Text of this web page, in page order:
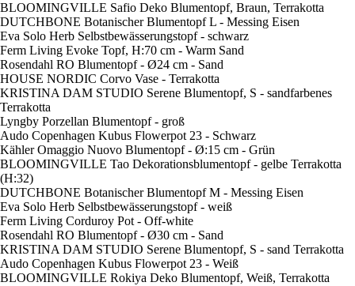
BLOOMINGVILLE Safio Deko Blumentopf, Braun, Terrakotta
DUTCHBONE Botanischer Blumentopf L - Messing Eisen
Eva Solo Herb Selbstbewässerungstopf - schwarz
Ferm Living Evoke Topf, H:70 cm - Warm Sand
Rosendahl RO Blumentopf - Ø24 cm - Sand
HOUSE NORDIC Corvo Vase - Terrakotta
KRISTINA DAM STUDIO Serene Blumentopf, S - sandfarbenes
Terrakotta
Lyngby Porzellan Blumentopf - groß
Audo Copenhagen Kubus Flowerpot 23 - Schwarz
Kähler Omaggio Nuovo Blumentopf - Ø:15 cm - Grün
BLOOMINGVILLE Tao Dekorationsblumentopf - gelbe Terrakotta
(H:32)
DUTCHBONE Botanischer Blumentopf M - Messing Eisen
Eva Solo Herb Selbstbewässerungstopf - weiß
Ferm Living Corduroy Pot - Off-white
Rosendahl RO Blumentopf - Ø30 cm - Sand
KRISTINA DAM STUDIO Serene Blumentopf, S - sand Terrakotta
Audo Copenhagen Kubus Flowerpot 23 - Weiß
BLOOMINGVILLE Rokiya Deko Blumentopf, Weiß, Terrakotta